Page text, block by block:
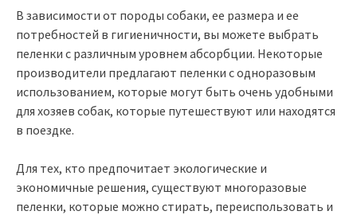
В зависимости от породы собаки, ее размера и ее
потребностей в гигиеничности, вы можете выбрать
пеленки с различным уровнем абсорбции. Некоторые
производители предлагают пеленки с одноразовым
использованием, которые могут быть очень удобными
для хозяев собак, которые путешествуют или находятся
в поездке.
Для тех, кто предпочитает экологические и
экономичные решения, существуют многоразовые
пеленки, которые можно стирать, переиспользовать и